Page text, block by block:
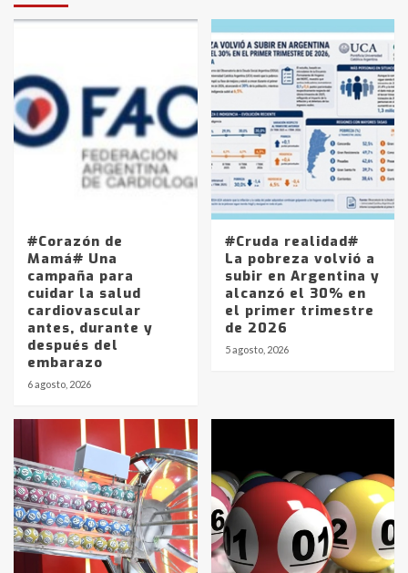
#Corazón de
Mamá# Una
campaña para
cuidar la salud
cardiovascular
antes, durante y
después del
embarazo
6 agosto, 2026
#Cruda realidad#
La pobreza volvió a
subir en Argentina y
alcanzó el 30% en
el primer trimestre
de 2026
5 agosto, 2026